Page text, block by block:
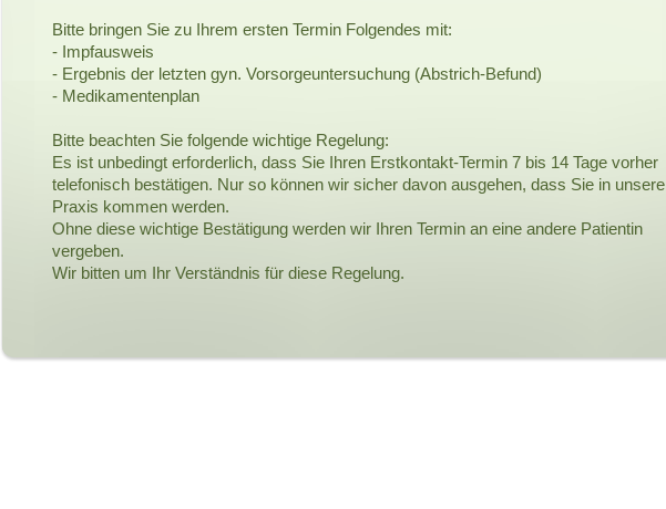
Bitte bringen Sie zu Ihrem ersten Termin Folgendes mit:
- Impfausweis
- Ergebnis der letzten gyn. Vorsorgeuntersuchung (Abstrich-Befund)
- Medikamentenplan
Bitte beachten Sie folgende wichtige Regelung:
Es ist unbedingt erforderlich, dass Sie Ihren Erstkontakt-Termin 7 bis 14 Tage vorher
telefonisch bestätigen. Nur so können wir sicher davon ausgehen, dass Sie in unsere
Praxis kommen werden.
Ohne diese wichtige Bestätigung werden wir Ihren Termin an eine andere Patientin
vergeben.
Wir bitten um Ihr Verständnis für diese Regelung.